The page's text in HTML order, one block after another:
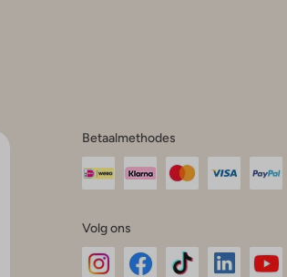
Betaalmethodes
Volg ons